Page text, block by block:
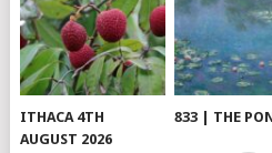
ITHACA 4TH
AUGUST 2026
833 | THE